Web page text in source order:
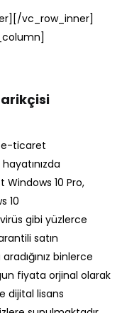
vc_row_inner]
e-ticaret
Windows 10 Pro,
10
gibi yüzlerce
satın
binlerce
fiyata orjinal olarak
dijital lisans